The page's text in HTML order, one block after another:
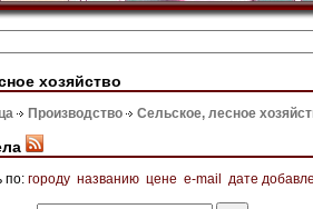
хозяйство
Производство Сельское, лесное
по: городу названию цене e-mail дате